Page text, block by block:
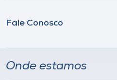
Fale Conosco
Onde estamos